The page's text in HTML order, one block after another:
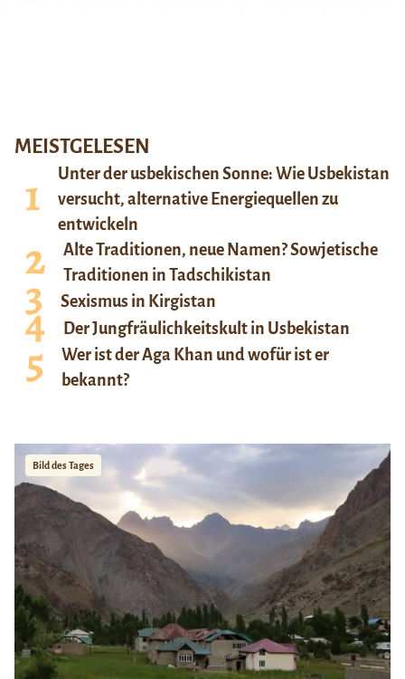
MEISTGELESEN
Unter der usbekischen Sonne: Wie Usbekistan
versucht, alternative Energiequellen zu
entwickeln
Alte Traditionen, neue Namen? Sowjetische
Traditionen in Tadschikistan
Sexismus in Kirgistan
Der Jungfräulichkeitskult in Usbekistan
Wer ist der Aga Khan und wofür ist er
bekannt?
Bild des Tages